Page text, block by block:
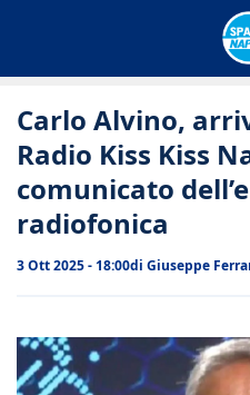
Carlo Alvino,
Radio Kiss Kiss
comunicato
radiofonica
3 Ott 2025 - 18:00di Giuseppe